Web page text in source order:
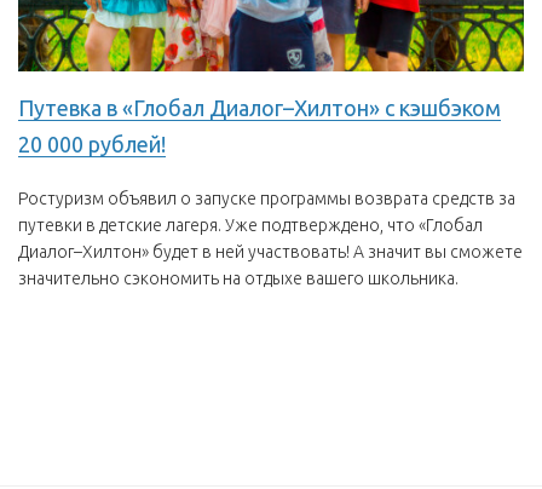
Путевка в «Глобал Диалог–Хилтон» с кэшбэком
20 000 рублей!
Ростуризм объявил о запуске программы возврата средств за
путевки в детские лагеря. Уже подтверждено, что «Глобал
Диалог–Хилтон» будет в ней участвовать! А значит вы сможете
значительно сэкономить на отдыхе вашего школьника.